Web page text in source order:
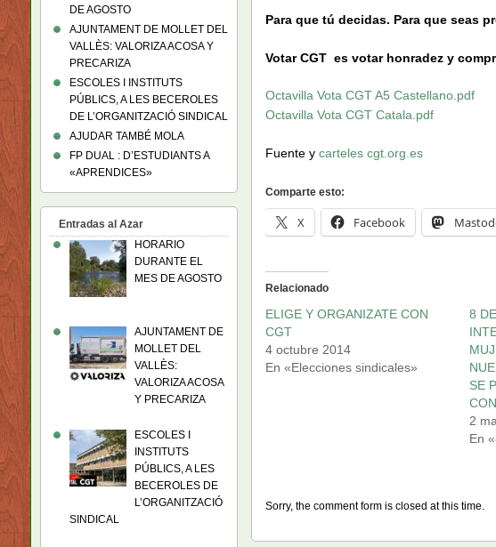
Para que tú decidas. Para que seas
Votar CGT es votar honradez y
Octavilla Vota CGT A5 Castellano.pdf
Octavilla Vota CGT Catala.pdf
Fuente y carteles cgt.org.es
Comparte esto:
X Facebook
Relacionado
ELIGE Y ORGANIZATE CON
CGT
4 octubre 2014
En «Elecciones sindicales»
8
SE
2
En
Sorry, the comment form is closed at this time.
DE AGOSTO
AJUNTAMENT DE MOLLET DEL
VALLÈS: VALORIZA ACOSA Y
PRECARIZA
ESCOLES I INSTITUTS
PÚBLICS, A LES BECEROLES
DE L’ORGANITZACIÓ SINDICAL
AJUDAR TAMBÉ MOLA
FP DUAL : D’ESTUDIANTS A
«APRENDICES»
Entradas al Azar
HORARIO
DURANTE EL
MES DE AGOSTO
AJUNTAMENT DE
MOLLET DEL
VALLÈS:
VALORIZA ACOSA
Y PRECARIZA
ESCOLES I
INSTITUTS
PÚBLICS, A LES
BECEROLES DE
L’ORGANITZACIÓ
SINDICAL